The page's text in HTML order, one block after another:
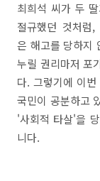
최희석 씨가 두
절규했던 것처럼
은 해고를 당하지
누릴 권리마저 포
다. 그렇기에 이
국민이 공분하고
'사회적 타살'을
니다.